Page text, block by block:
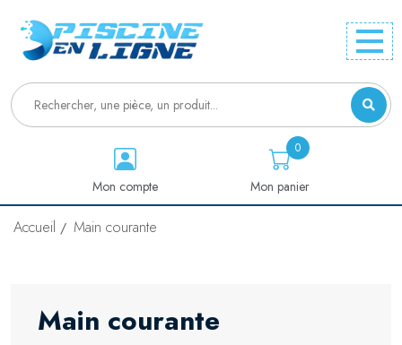
Mon compte Mon panier
0
Accueil Main courante
Main courante